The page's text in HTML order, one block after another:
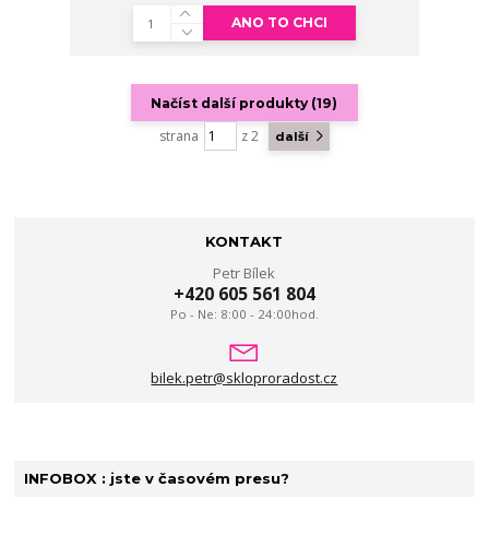
ANO TO CHCI
Načíst další produkty (19)
strana z 2 další
KONTAKT
Petr Bílek
+420 605 561 804
Po - Ne: 8:00 - 24:00hod.
bilek.petr@skloproradost.cz
INFOBOX : jste v časovém presu?